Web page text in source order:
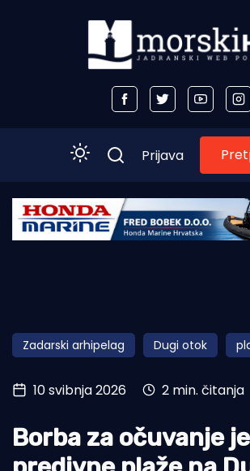
Početna
Obala
Otoci
Turizam i nautika
Pomorstvo
Ribolov
Prijava
Zadarski arhipelag Dugi otok
10 svibnja 2026 2 min. čitanja
Borba za očuvanje